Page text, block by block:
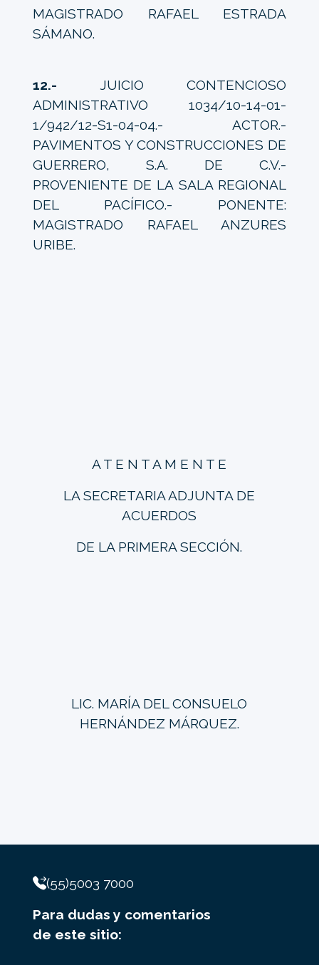
MAGISTRADO RAFAEL ESTRADA
SÁMANO.
12.- JUICIO CONTENCIOSO
ADMINISTRATIVO 1034/10-14-01-
1/942/12-S1-04-04.- ACTOR.-
PAVIMENTOS Y CONSTRUCCIONES DE
GUERRERO, S.A. DE C.V.-
PROVENIENTE DE LA SALA REGIONAL
DEL PACÍFICO.- PONENTE:
MAGISTRADO RAFAEL ANZURES
URIBE.
A T E N T A M E N T E
LA SECRETARIA ADJUNTA DE
ACUERDOS
DE LA PRIMERA SECCIÓN.
LIC. MARÍA DEL CONSUELO
HERNÁNDEZ MÁRQUEZ.
(55)5003 7000
Para dudas y comentarios
de este sitio: